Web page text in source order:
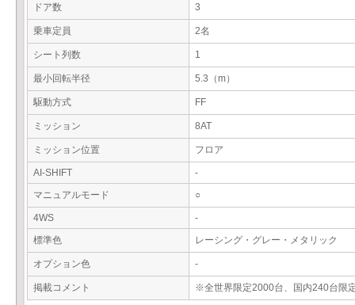
ドア数 3
乗車定員 2名
シート列数 1
最小回転半径 5.3（m）
駆動方式 FF
ミッション 8AT
ミッション位置 フロア
AI-SHIFT
-
マニュアルモード
○
4WS
-
標準色
レーシング・グレー・メタリック
オプション色 -
掲載コメント ※全世界限定2000台、国内240台限